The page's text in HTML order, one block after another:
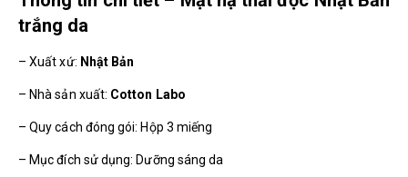
trắng da
– Xuất xứ: Nhật Bản
– Nhà sản xuất: Cotton Labo
– Quy cách đóng gói: Hộp 3 miếng
– Mục đích sử dụng: Dưỡng sáng da